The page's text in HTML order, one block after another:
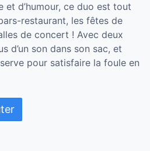
et d’humour, ce duo est tout
restaurant, les fêtes de
de concert ! Avec deux
d’un son dans son sac, et
pour satisfaire la foule en